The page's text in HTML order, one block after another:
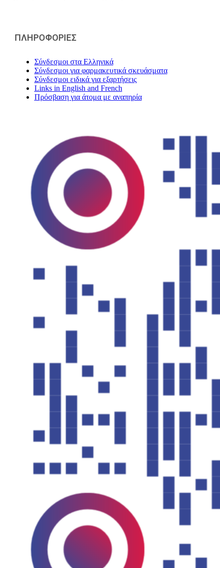
ΠΛΗΡΟΦΟΡΙΕΣ
Σύνδεσμοι στα Ελληνικά
Σύνδεσμοι για φαρμακευτικά σκευάσματα
Σύνδεσμοι ειδικά για εξαρτήσεις
Links in English and French
Πρόσβαση για άτομα με αναπηρία